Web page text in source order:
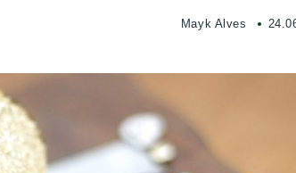
Mayk Alves